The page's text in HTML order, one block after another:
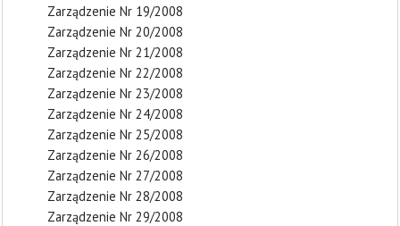
Zarządzenie Nr 19/2008
Zarządzenie Nr 20/2008
Zarządzenie Nr 21/2008
Zarządzenie Nr 22/2008
Zarządzenie Nr 23/2008
Zarządzenie Nr 24/2008
Zarządzenie Nr 25/2008
Zarządzenie Nr 26/2008
Zarządzenie Nr 27/2008
Zarządzenie Nr 28/2008
Zarządzenie Nr 29/2008